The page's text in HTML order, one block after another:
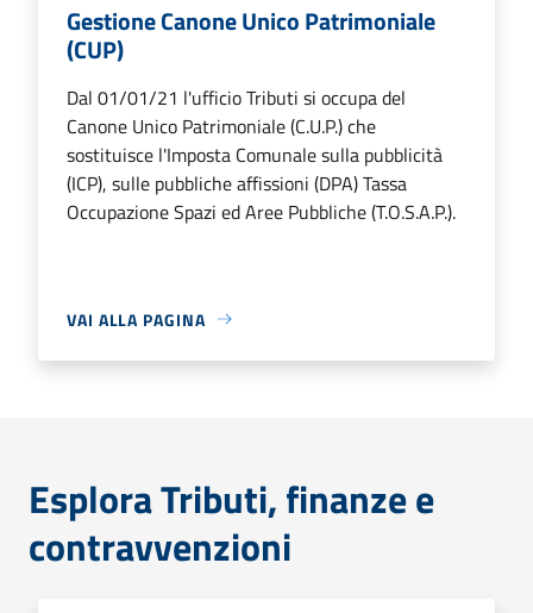
Gestione Canone Unico Patrimoniale
(CUP)
Dal 01/01/21 l'ufficio Tributi si occupa del
Canone Unico Patrimoniale (C.U.P.) che
sostituisce l'Imposta Comunale sulla pubblicità
(ICP), sulle pubbliche affissioni (DPA) Tassa
Occupazione Spazi ed Aree Pubbliche (T.O.S.A.P.).
VAI ALLA PAGINA
Esplora Tributi, finanze e
contravvenzioni